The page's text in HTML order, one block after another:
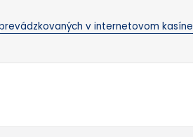
v internetovom kasíne